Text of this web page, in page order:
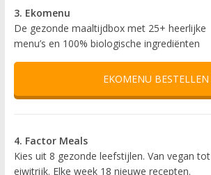
3. Ekomenu
De gezonde maaltijdbox met 25+ heerlijke
menu’s en 100% biologische ingrediënten
EKOMENU BESTELLEN
4. Factor Meals
Kies uit 8 gezonde leefstijlen. Van vegan tot
eiwitrijk. Elke week 18 nieuwe recepten.